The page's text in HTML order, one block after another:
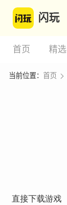
闪玩
首页 精选
当前位置： 首页
直接下载游戏